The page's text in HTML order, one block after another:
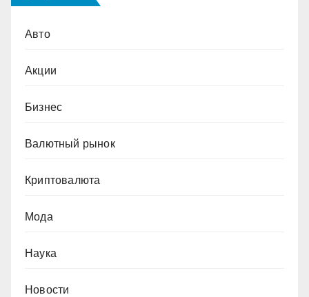
Авто
Акции
Бизнес
Валютный рынок
Криптовалюта
Мода
Наука
Новости